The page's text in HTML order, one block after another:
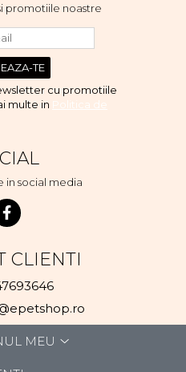
promotiile noastre
cu promotiile
multe in Politica de
in social media
CLIENTI
MEU